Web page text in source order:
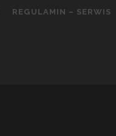
REGULAMIN – SERWIS